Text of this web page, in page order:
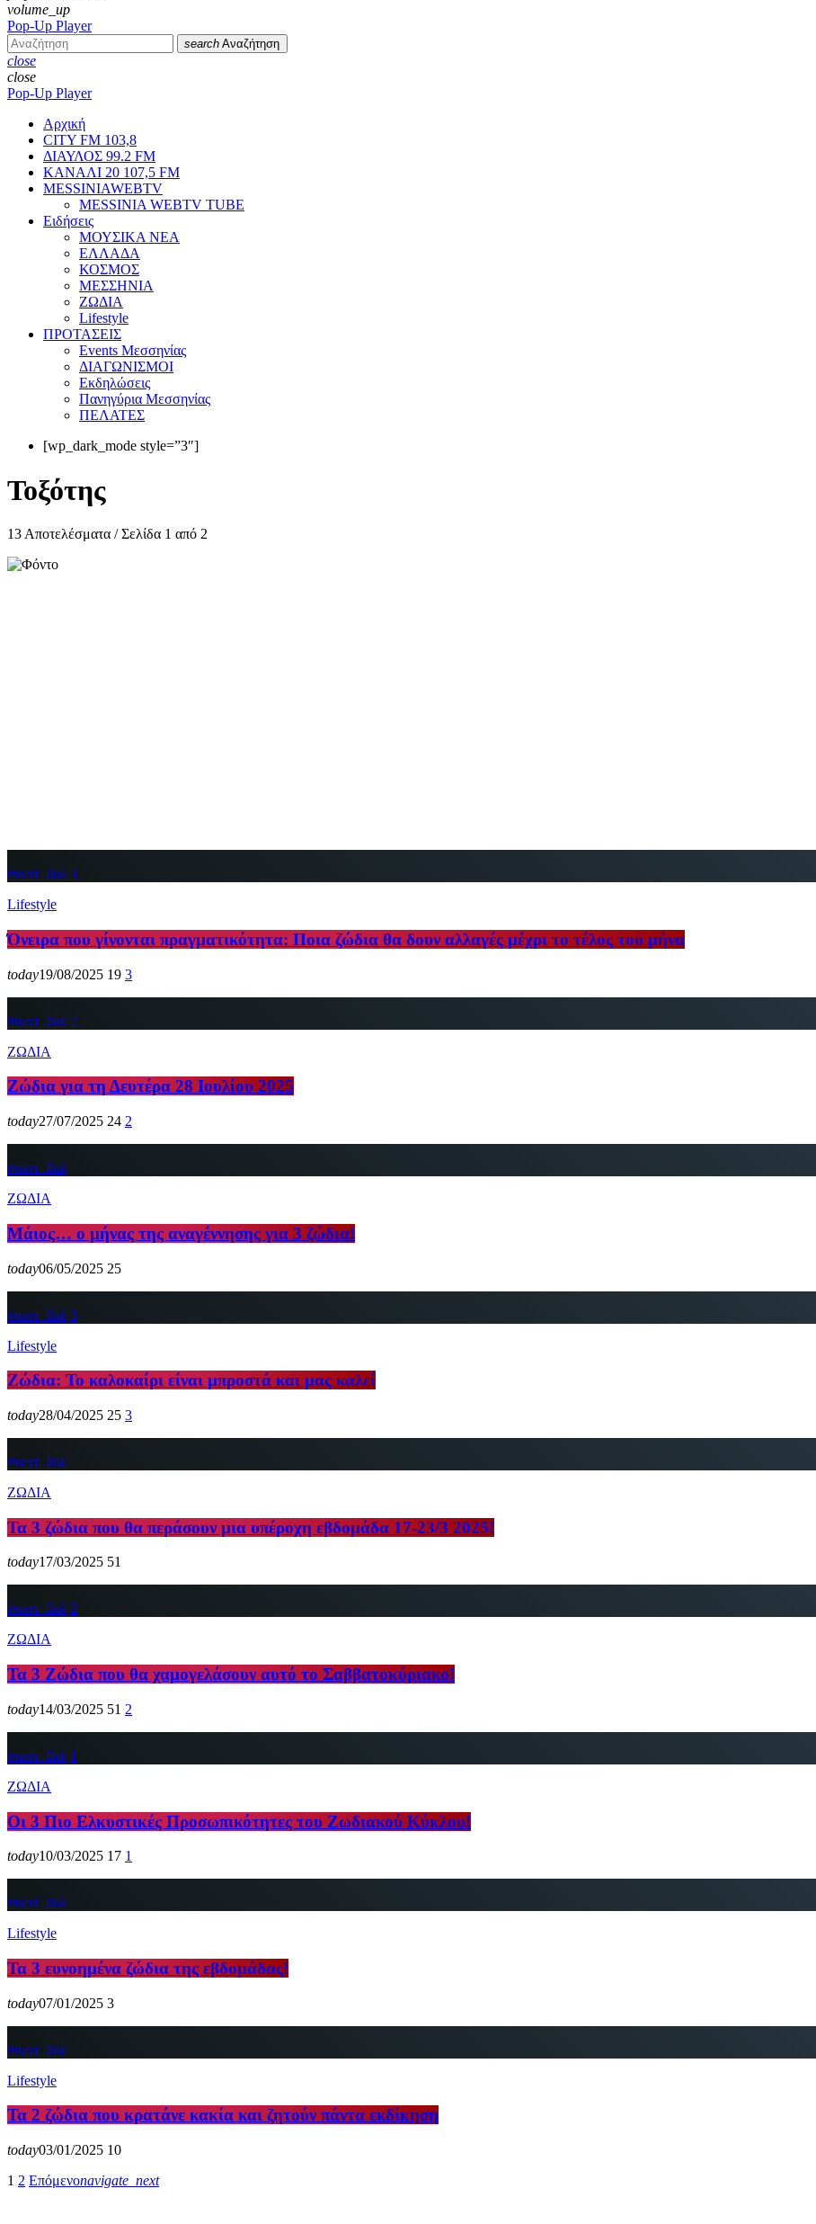
volume_up
Pop-Up Player
search Αναζήτηση
close
close
Pop-Up Player
Αρχική
CITY FM 103,8
ΔΙΑΥΛΟΣ 99.2 FM
ΚΑΝΑΛΙ 20 107,5 FM
MESSINIAWEBTV
MESSINIA WEBTV TUBE
Eιδήσεις
ΜΟΥΣΙΚΑ ΝΕΑ
ΕΛΛΑΔΑ
ΚΟΣΜΟΣ
ΜΕΣΣΗΝΙΑ
ΖΩΔΙΑ
Lifestyle
ΠΡΟΤΑΣΕΙΣ
Events Μεσσηνίας
ΔΙΑΓΩΝΙΣΜΟΙ
Εκδηλώσεις
Πανηγύρια Μεσσηνίας
ΠΕΛΑΤΕΣ
[wp_dark_mode style=”3″]
Τοξότης
13 Αποτελέσματα / Σελίδα 1 από 2
insert_link 3
Lifestyle
Όνειρα που γίνονται πραγματικότητα: Ποια ζώδια θα δουν αλλαγές μέχρι το τέλος του μήνα
today19/08/2025 19 3
insert_link 2
ΖΩΔΙΑ
Ζώδια για τη Δευτέρα 28 Ιουλίου 2025
today27/07/2025 24 2
insert_link
ΖΩΔΙΑ
Μάιος… ο μήνας της αναγέννησης για 3 ζώδια!
today06/05/2025 25
insert_link 3
Lifestyle
Ζώδια: Το καλοκαίρι είναι μπροστά και μας καλεί
today28/04/2025 25 3
insert_link
ΖΩΔΙΑ
Τα 3 ζώδια που θα περάσουν μια υπέροχη εβδομάδα 17-23/3 2025!
today17/03/2025 51
insert_link 2
ΖΩΔΙΑ
Τα 3 Ζώδια που θα χαμογελάσουν αυτό το Σαββατοκύριακο!
today14/03/2025 51 2
insert_link 1
ΖΩΔΙΑ
Οι 3 Πιο Ελκυστικές Προσωπικότητες του Ζωδιακού Κύκλου!
today10/03/2025 17 1
insert_link
Lifestyle
Τα 3 ευνοημένα ζώδια της εβδομάδας!
today07/01/2025 3
insert_link
Lifestyle
Τα 2 ζώδια που κρατάνε κακία και ζητούν πάντα εκδίκηση
today03/01/2025 10
1 2 Επόμενοnavigate_next